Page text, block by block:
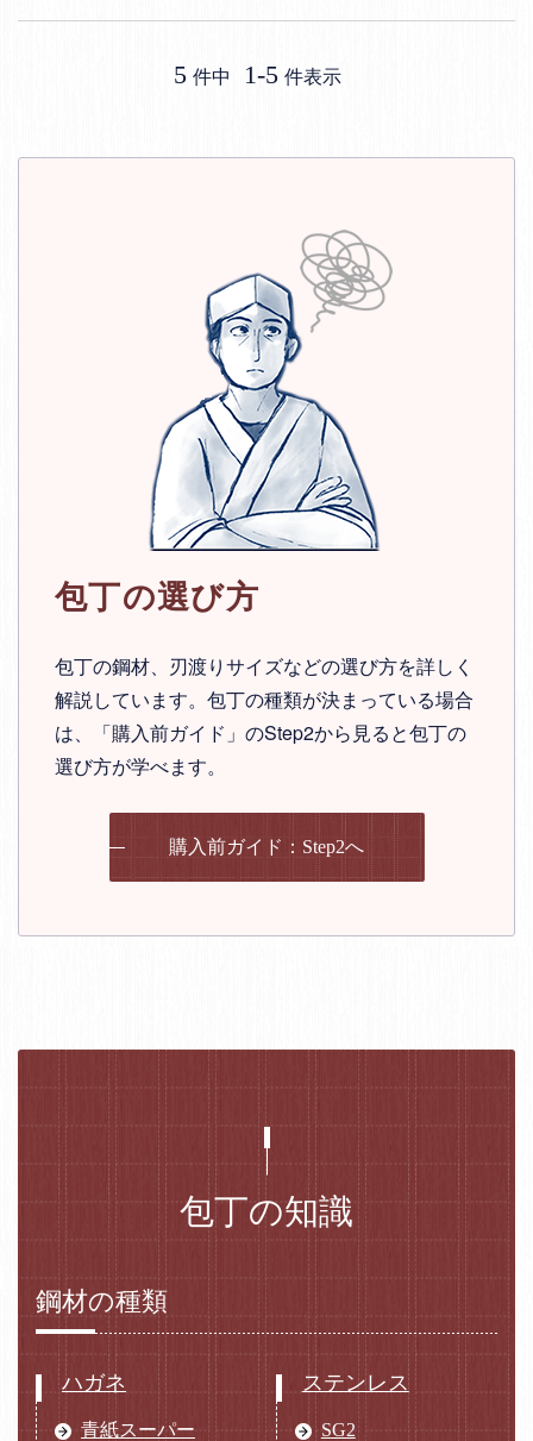
5 件中 1-5 件表示
包丁の選び方
包丁の鋼材、刃渡りサイズなどの選び方を詳しく
解説しています。包丁の種類が決まっている場合
は、「購入前ガイド」のStep2から見ると包丁の
選び方が学べます。
購入前ガイド：Step2へ
包丁の知識
鋼材の種類
ハガネ
青紙スーパー
ステンレス
SG2